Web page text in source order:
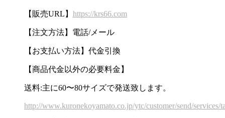
【販売URL】 https://krs66.com
【注文方法】電話/メール
【お支払い方法】代金引換
【商品代金以外の必要料金】
送料:主に60〜80サイズで発送致します。
http://www.kuronekoyamato.co.jp/ytc/customer/send/services/